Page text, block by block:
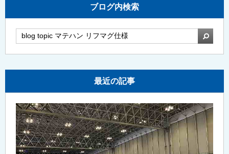
ブログ内検索
検索
最近の記事